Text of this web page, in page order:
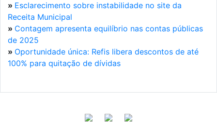
» Esclarecimento sobre instabilidade no site da
Receita Municipal
» Contagem apresenta equilíbrio nas contas públicas
de 2025
» Oportunidade única: Refis libera descontos de até
100% para quitação de dívidas